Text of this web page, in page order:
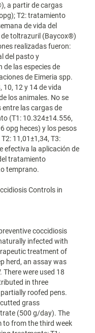
a partir de cargas
T2: tratamiento
de vida del
toltrazuril (Baycox®)
realizadas fueron:
del pasto y
las especies de
de Eimeria spp.
10, 12 y 14 de vida
los animales. No se
las cargas de
(T1: 10.324±14.556,
opg heces) y los pesos
11,01±1,34, T3:
efectiva la aplicación de
tratamiento
temprano.
Controls in
coccidiosis
infected with
treatment of
herd, an assay was
There were used 18
in three
roofed pens.
grass
(500 g/day). The
to from the third week